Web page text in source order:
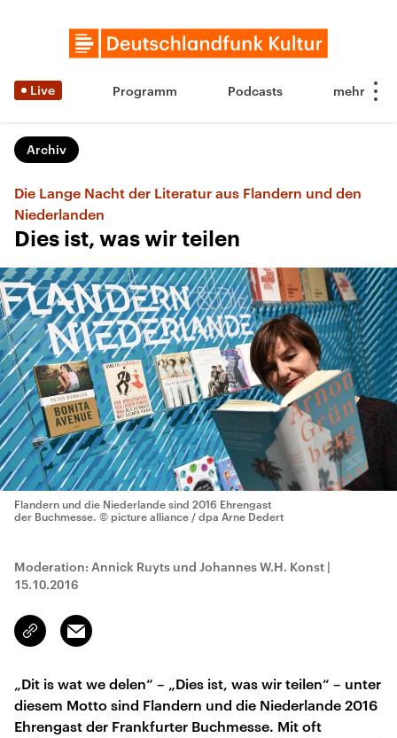
Live Programm Podcasts
Archiv
Die Lange Nacht der Literatur aus Flandern und den
Niederlanden
Dies ist, was wir teilen
Flandern und die Niederlande sind 2016 Ehrengast
der Buchmesse. © picture alliance / dpa Arne Dedert
Moderation: Annick Ruyts und Johannes W.H. Konst |
15.10.2016
Link
kopieren/teilen
Email
„Dit is wat we delen“ – „Dies ist, was wir teilen“ – unter
diesem Motto sind Flandern und die Niederlande 2016
Ehrengast der Frankfurter Buchmesse. Mit oft